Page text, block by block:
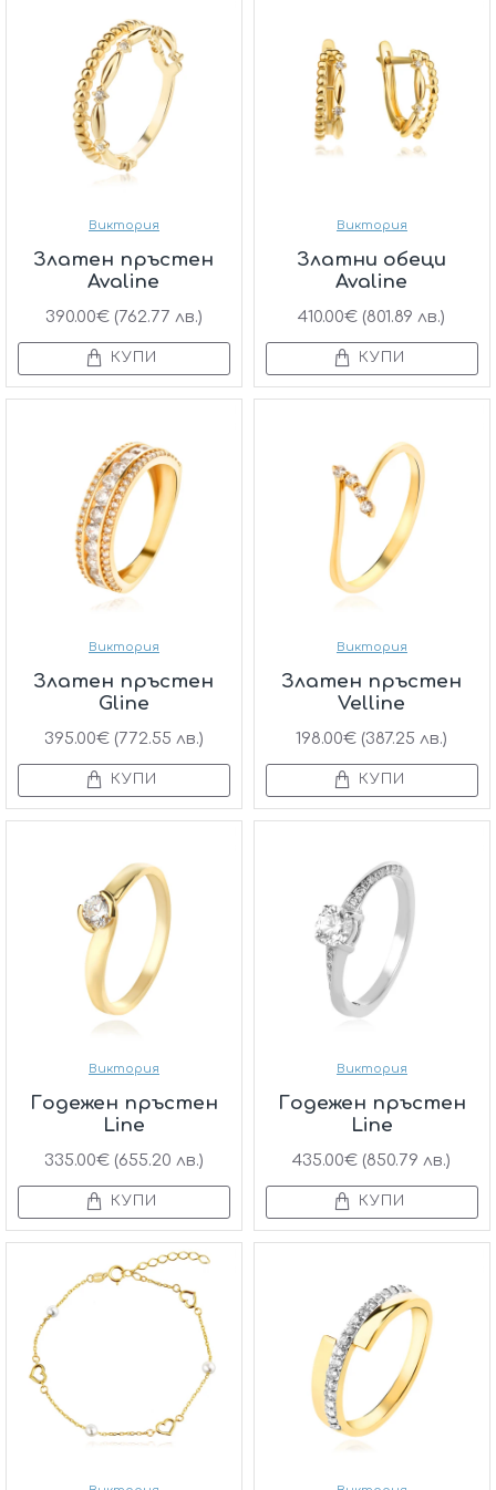
Виктория
Златен пръстен
Avaline
390.00€ (762.77 лв.)
КУПИ
Виктория
Златни обеци
Avaline
410.00€ (801.89 лв.)
КУПИ
Виктория
Златен пръстен
Gline
395.00€ (772.55 лв.)
КУПИ
Виктория
Златен пръстен
Velline
198.00€ (387.25 лв.)
КУПИ
Виктория
Годежен пръстен
Line
335.00€ (655.20 лв.)
КУПИ
Виктория
Годежен пръстен
Line
435.00€ (850.79 лв.)
КУПИ